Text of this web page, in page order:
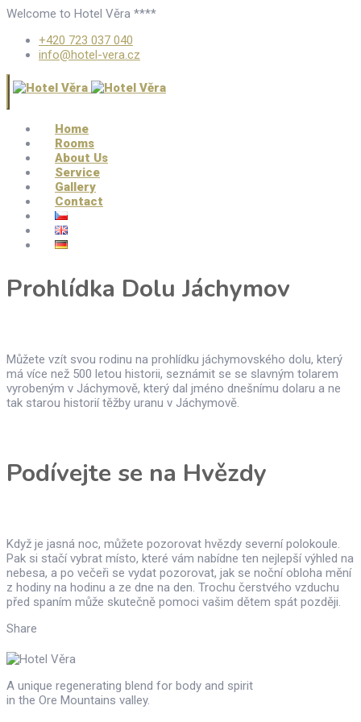
Welcome to Hotel Věra ****
+420 723 037 040
info@hotel-vera.cz
Home
Rooms
About Us
Service
Gallery
Contact
Prohlídka Dolu Jáchymov
Můžete vzít svou rodinu na prohlídku jáchymovského dolu, který
má více než 500 letou historii, seznámit se se slavným tolarem
vyrobeným v Jáchymově, který dal jméno dnešnímu dolaru a ne
tak starou historií těžby uranu v Jáchymově.
Podívejte se na Hvězdy
Když je jasná noc, můžete pozorovat hvězdy severní polokoule.
Pak si stačí vybrat místo, které vám nabídne ten nejlepší výhled na
nebesa, a po večeři se vydat pozorovat, jak se noční obloha mění
z hodiny na hodinu a ze dne na den. Trochu čerstvého vzduchu
před spaním může skutečně pomoci vašim dětem spát později.
Share
A unique regenerating blend for body and spirit
in the Ore Mountains valley.